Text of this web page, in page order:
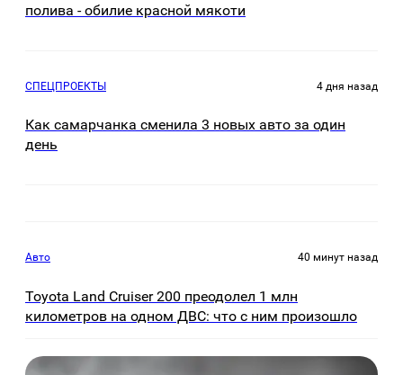
полива - обилие красной мякоти
СПЕЦПРОЕКТЫ 4 дня назад
Как самарчанка сменила 3 новых авто за один
день
Авто 40 минут назад
Toyota Land Cruiser 200 преодолел 1 млн
километров на одном ДВС: что с ним произошло